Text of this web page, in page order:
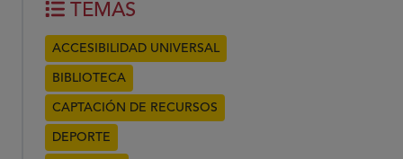
TEMAS
ACCESIBILIDAD UNIVERSAL
BIBLIOTECA
CAPTACIÓN DE RECURSOS
DEPORTE